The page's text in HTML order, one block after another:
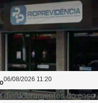
06/08/2026 11:20
desdobramentos do caso